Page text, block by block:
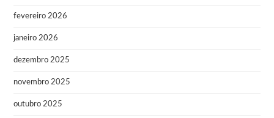
fevereiro 2026
janeiro 2026
dezembro 2025
novembro 2025
outubro 2025